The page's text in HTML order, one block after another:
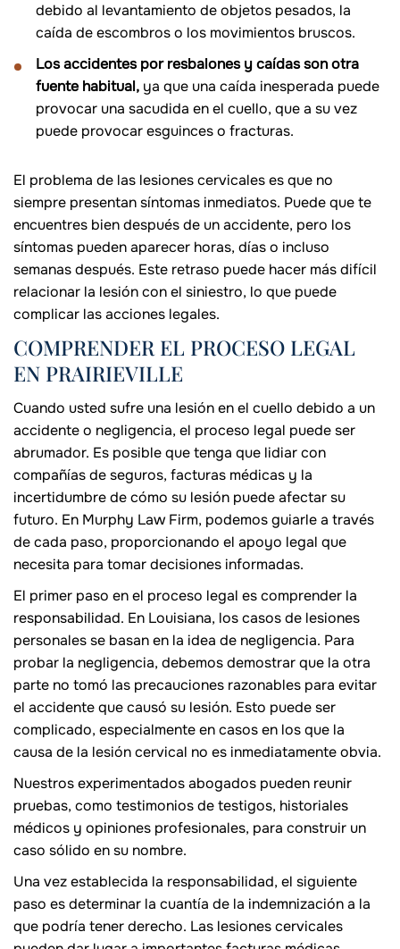
debido al levantamiento de objetos pesados, la
caída de escombros o los movimientos bruscos.
Los accidentes por resbalones y caídas son otra
fuente habitual, ya que una caída inesperada puede
provocar una sacudida en el cuello, que a su vez
puede provocar esguinces o fracturas.
El problema de las lesiones cervicales es que no
siempre presentan síntomas inmediatos. Puede que te
encuentres bien después de un accidente, pero los
síntomas pueden aparecer horas, días o incluso
semanas después. Este retraso puede hacer más difícil
relacionar la lesión con el siniestro, lo que puede
complicar las acciones legales.
COMPRENDER EL PROCESO LEGAL
EN PRAIRIEVILLE
Cuando usted sufre una lesión en el cuello debido a un
accidente o negligencia, el proceso legal puede ser
abrumador. Es posible que tenga que lidiar con
compañías de seguros, facturas médicas y la
incertidumbre de cómo su lesión puede afectar su
futuro. En Murphy Law Firm, podemos guiarle a través
de cada paso, proporcionando el apoyo legal que
necesita para tomar decisiones informadas.
El primer paso en el proceso legal es comprender la
responsabilidad. En Louisiana, los casos de lesiones
personales se basan en la idea de negligencia. Para
probar la negligencia, debemos demostrar que la otra
parte no tomó las precauciones razonables para evitar
el accidente que causó su lesión. Esto puede ser
complicado, especialmente en casos en los que la
causa de la lesión cervical no es inmediatamente obvia.
Nuestros experimentados abogados pueden reunir
pruebas, como testimonios de testigos, historiales
médicos y opiniones profesionales, para construir un
caso sólido en su nombre.
Una vez establecida la responsabilidad, el siguiente
paso es determinar la cuantía de la indemnización a la
que podría tener derecho. Las lesiones cervicales